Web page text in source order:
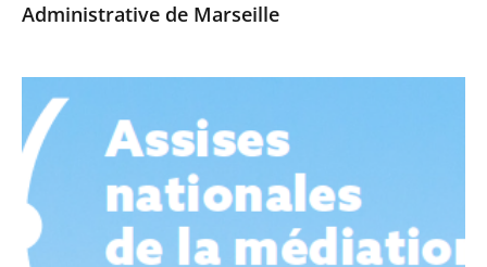
Administrative de Marseille
Assises
nationales
de
la
médiation
administrative